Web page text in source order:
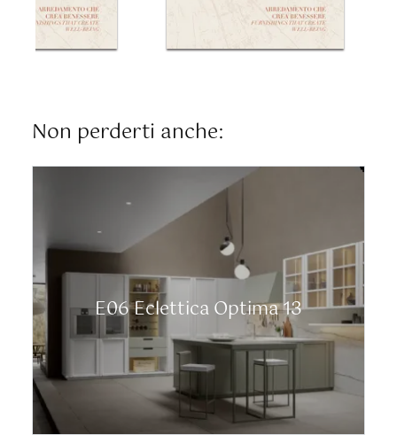
Non perderti anche:
E06 Eclettica Optima 13